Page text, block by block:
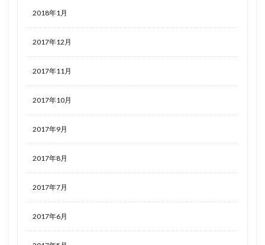
2018年1月
2017年12月
2017年11月
2017年10月
2017年9月
2017年8月
2017年7月
2017年6月